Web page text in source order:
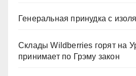
Генеральная принудка с
Склады Wildberries горят на
принимает по Грэму закон